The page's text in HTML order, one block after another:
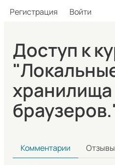
Регистрация Войти
Доступ к
хранилища
Комментарии Отзывы